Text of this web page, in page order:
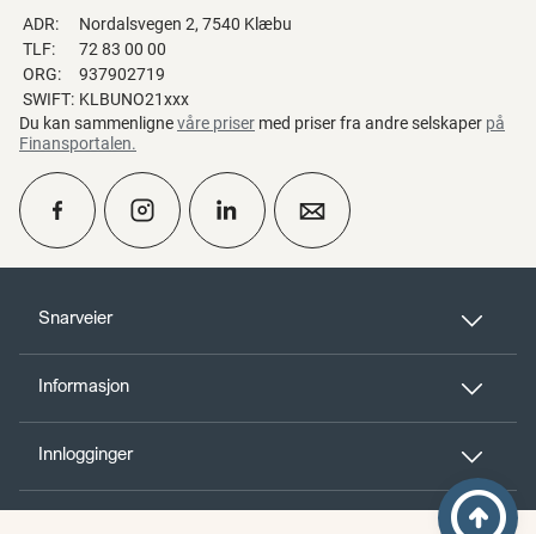
Snarveier
Informasjon
Innlogginger
ADR:
Nordalsvegen 2, 7540 Klæbu
TLF:
72 83 00 00
ORG:
937902719
SWIFT: KLBUNO21xxx
Du kan sammenlignevåre priser med priser fra andre selskaper på
Finansportalen.
Bli kunde
person_add
Til toppen
arrow_circle_up